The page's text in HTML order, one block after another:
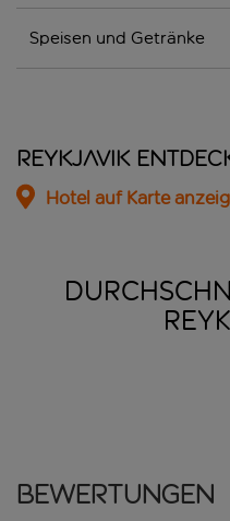
Speisen und Getränke
Reykjavik
Hotel auf Karte
Bewertungen